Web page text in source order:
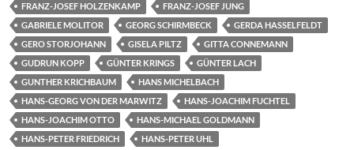
FRANZ-JOSEF HOLZENKAMP
FRANZ-JOSEF JUNG
GABRIELE MOLITOR
GEORG SCHIRMBECK
GERDA HASSELFELDT
GERO STORJOHANN
GISELA PILTZ
GITTA CONNEMANN
GUDRUN KOPP
GÜNTER KRINGS
GÜNTER LACH
GUNTHER KRICHBAUM
HANS MICHELBACH
HANS-GEORG VON DER MARWITZ
HANS-JOACHIM FUCHTEL
HANS-JOACHIM OTTO
HANS-MICHAEL GOLDMANN
HANS-PETER FRIEDRICH
HANS-PETER UHL